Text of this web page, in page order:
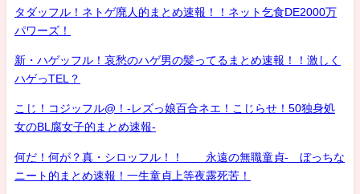
タダッフル！ネトゲ廃人的まとめ速報！！ネット乞食DE2000万
パワーズ！
新・ハゲッフル！哀愁のハゲ男の髪ってるまとめ速報！！激しく
ハゲっTEL？
こじ！コジッフル@！-レズっ娘百合ネエ！こじらせ！50独身処
女のBL腐女子的まとめ速報-
何だ！何が？真・シロッフル！！ 永遠の無職童貞- ぼっちな
ニート的まとめ速報！一生童貞上等夜露死苦！